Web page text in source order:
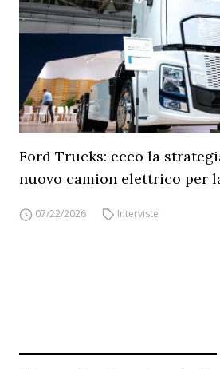
Ford Trucks: ecco la
nuovo camion elettrico per
07/22/2026 Interviste